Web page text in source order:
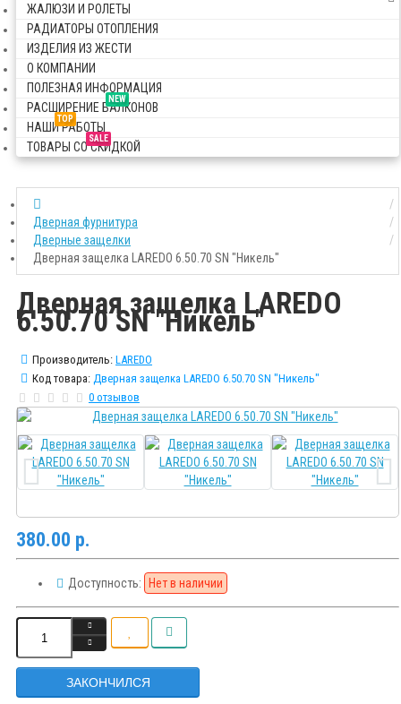
ЖАЛЮЗИ И РОЛЕТЫ
РАДИАТОРЫ ОТОПЛЕНИЯ
ИЗДЕЛИЯ ИЗ ЖЕСТИ
О КОМПАНИИ
ПОЛЕЗНАЯ ИНФОРМАЦИЯ
NEW
РАСШИРЕНИЕ БАЛКОНОВ
TOP
НАШИ РАБОТЫ
SALE
ТОВАРЫ СО СКИДКОЙ
Дверная фурнитура
Дверные защелки
Дверная защелка LAREDO 6.50.70 SN "Никель"
Дверная защелка LAREDO
6.50.70 SN "Никель"
Производитель: LAREDO
Код товара: Дверная защелка LAREDO 6.50.70 SN "Никель"
0 отзывов
380.00 р.
Доступность: Нет в наличии
ЗАКОНЧИЛСЯ